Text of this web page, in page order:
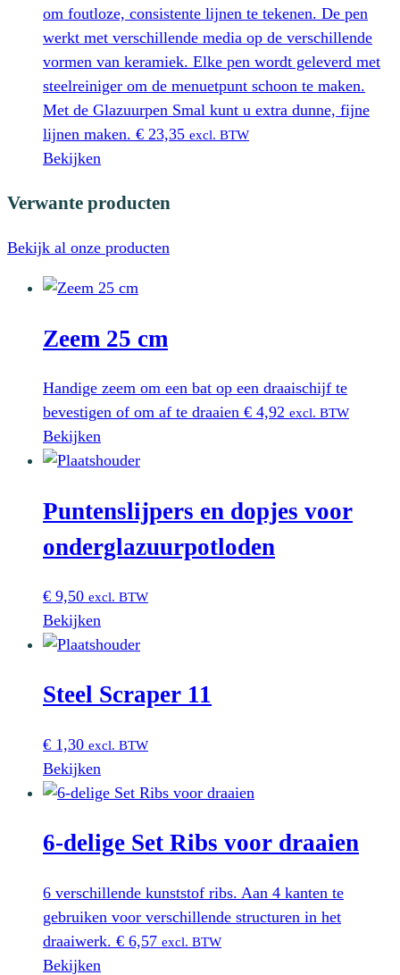
om foutloze, consistente lijnen te tekenen. De pen
werkt met verschillende media op de verschillende
vormen van keramiek. Elke pen wordt geleverd met
steelreiniger om de menuetpunt schoon te maken.
Met de Glazuurpen Smal kunt u extra dunne, fijne
lijnen maken. € 23,35 excl. BTW
Bekijken
Verwante producten
Bekijk al onze producten
Zeem 25 cm
Handige zeem om een bat op een draaischijf te
bevestigen of om af te draaien € 4,92 excl. BTW
Bekijken
Puntenslijpers en dopjes voor
onderglazuurpotloden
€ 9,50 excl. BTW
Bekijken
Steel Scraper 11
€ 1,30 excl. BTW
Bekijken
6-delige Set Ribs voor draaien
6 verschillende kunststof ribs. Aan 4 kanten te
gebruiken voor verschillende structuren in het
draaiwerk. € 6,57 excl. BTW
Bekijken